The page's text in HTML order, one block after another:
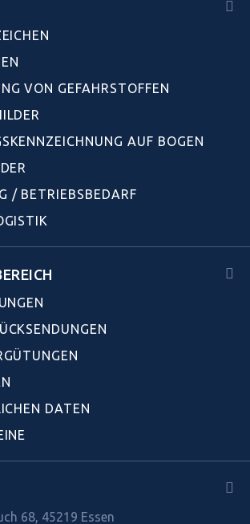
VON GEFAHRSTOFFEN
AUF BOGEN
/ BETRIEBSBEDARF
DATEN
68, 45219 Essen